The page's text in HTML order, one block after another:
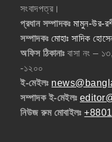
সংবাদপত্র।
প্রধান সম্পাদকঃমামুন-উর-
সম্পাদকঃ মোহাঃ সাদিক
অফিস ঠিকানাঃবাসা নং –
-১২০০
ই-মেইলঃ
সম্পাদক ই-মেইলঃ
নিউজ রুম মোবাইলঃ